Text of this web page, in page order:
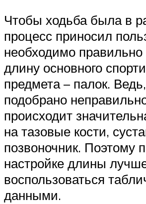
Чтобы ходьба была в
процесс приносил
необходимо правильно
длину основного
предмета – палок.
подобрано
происходит
на тазовые кости,
позвоночник. Поэтому
настройке длины
воспользоваться
данными.